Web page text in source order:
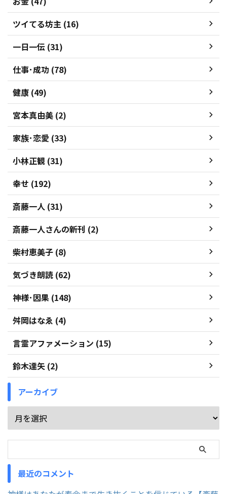
ツイてる坊主 (16)
一日一伝 (31)
仕事･成功 (78)
健康 (49)
宮本真由美 (2)
家族･恋愛 (33)
小林正観 (31)
幸せ (192)
斎藤一人 (31)
斎藤一人さんの新刊 (2)
柴村恵美子 (8)
気づき朗読 (62)
神様･因果 (148)
舛岡はなゑ (4)
言霊アファメーション (15)
鈴木達矢 (2)
アーカイブ
最近のコメント